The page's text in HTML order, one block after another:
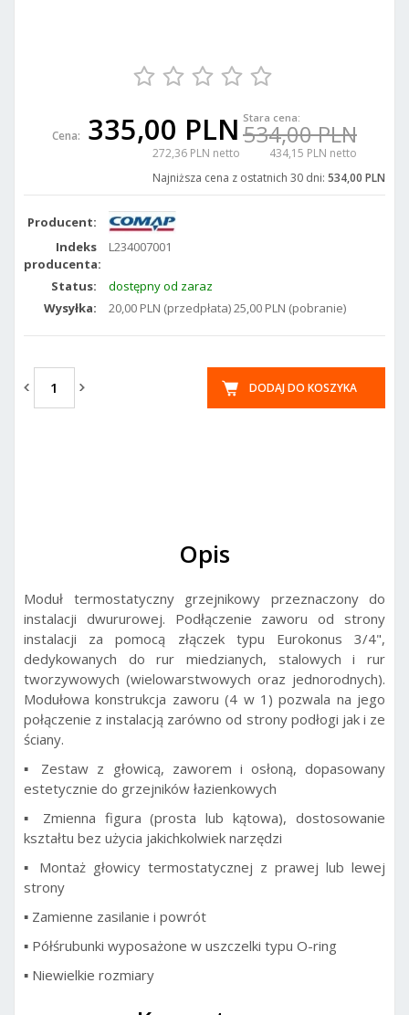
Cena: 335,00 PLN
272,36 PLN netto
Stara cena:
534,00 PLN
434,15 PLN netto
Najniższa cena z ostatnich 30 dni: 534,00 PLN
Producent:
Indeks
producenta:
L234007001
Status:
dostępny od zaraz
Wysyłka:
20,00 PLN (przedpłata) 25,00 PLN (pobranie)
DODAJ DO KOSZYKA
Opis
Moduł termostatyczny grzejnikowy przeznaczony do
instalacji dwururowej. Podłączenie zaworu od strony
instalacji za pomocą złączek typu Eurokonus 3/4",
dedykowanych do rur miedzianych, stalowych i rur
tworzywowych (wielowarstwowych oraz jednorodnych).
Modułowa konstrukcja zaworu (4 w 1) pozwala na jego
połączenie z instalacją zarówno od strony podłogi jak i ze
ściany.
▪ Zestaw z głowicą, zaworem i osłoną, dopasowany
estetycznie do grzejników łazienkowych
▪ Zmienna figura (prosta lub kątowa), dostosowanie
kształtu bez użycia jakichkolwiek narzędzi
▪ Montaż głowicy termostatycznej z prawej lub lewej
strony
▪ Zamienne zasilanie i powrót
▪ Półśrubunki wyposażone w uszczelki typu O-ring
▪ Niewielkie rozmiary